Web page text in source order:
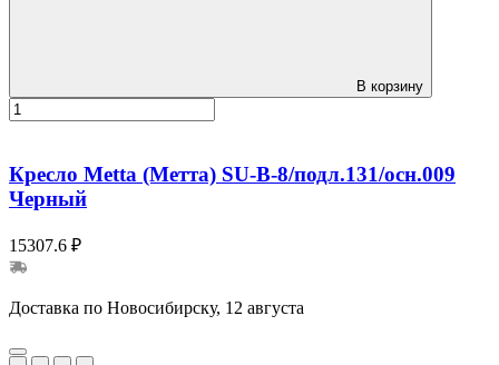
В корзину
Кресло Metta (Метта) SU-B-8/подл.131/осн.009
Черный
15307.6 ₽
Доставка по Новосибирску, 12 августа